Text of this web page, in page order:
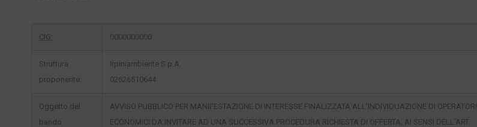
CIG: 0000000000
Struttura
proponente:
Irpiniambiente S.p.A.
02626510644
Oggetto del
bando:
AVVISO PUBBLICO PER MANIFESTAZIONE DI INTERESSE FINALIZZATA ALL’INDIVIDUAZIONE DI OPERATORI
ECONOMICI DA INVITARE AD UNA SUCCESSIVA PROCEDURA RICHIESTA DI OFFERTA, AI SENSI DELL’ART.